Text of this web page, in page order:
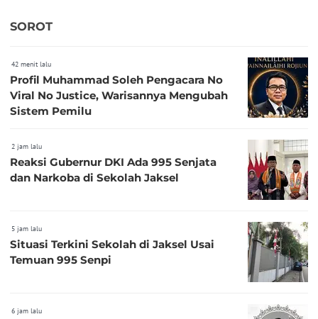
SOROT
42 menit lalu
Profil Muhammad Soleh Pengacara No
Viral No Justice, Warisannya Mengubah
Sistem Pemilu
2 jam lalu
Reaksi Gubernur DKI Ada 995 Senjata
dan Narkoba di Sekolah Jaksel
5 jam lalu
Situasi Terkini Sekolah di Jaksel Usai
Temuan 995 Senpi
6 jam lalu